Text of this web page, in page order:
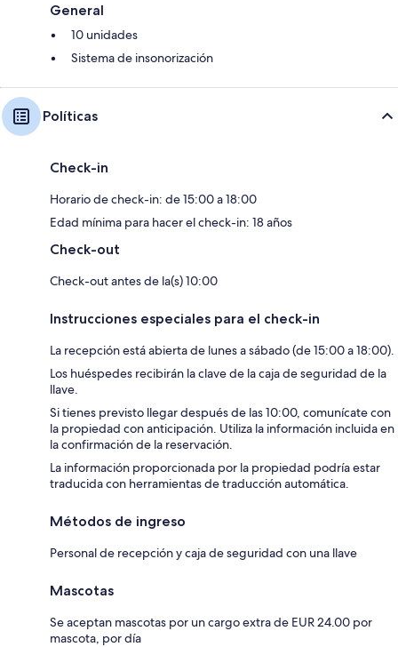
General
10 unidades
Sistema de insonorización
Políticas
Check-in
Horario de check-in: de 15:00 a 18:00
Edad mínima para hacer el check-in: 18 años
Check-out
Check-out antes de la(s) 10:00
Instrucciones especiales para el check-in
La recepción está abierta de lunes a sábado (de 15:00 a 18:00).
Los huéspedes recibirán la clave de la caja de seguridad de la
llave.
Si tienes previsto llegar después de las 10:00, comunícate con
la propiedad con anticipación. Utiliza la información incluida en
la confirmación de la reservación.
La información proporcionada por la propiedad podría estar
traducida con herramientas de traducción automática.
Métodos de ingreso
Personal de recepción y caja de seguridad con una llave
Mascotas
Se aceptan mascotas por un cargo extra de EUR 24.00 por
mascota, por día